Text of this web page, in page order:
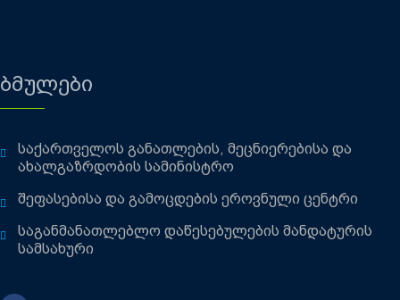
ბმულები
საქართველოს განათლების, მეცნიერებისა და
ახალგაზრდობის სამინისტრო
შეფასებისა და გამოცდების ეროვნული ცენტრი
საგანმანათლებლო დაწესებულების მანდატურის
სამსახური